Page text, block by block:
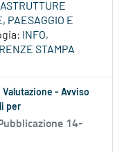
PAESAGGIO E
INFO,
STAMPA
- Avviso
per
14-